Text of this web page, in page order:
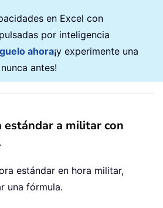
en Excel con
por inteligencia
ahora¡y experimente una
antes!
a militar con
estándar en hora militar,
una fórmula.